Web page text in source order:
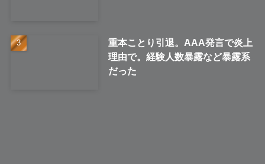
重本ことり引退。AAA発言で炎上
理由で。経験人数暴露など暴露系
だった